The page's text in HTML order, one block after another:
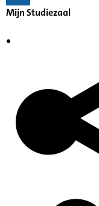
Mijn Studiezaal